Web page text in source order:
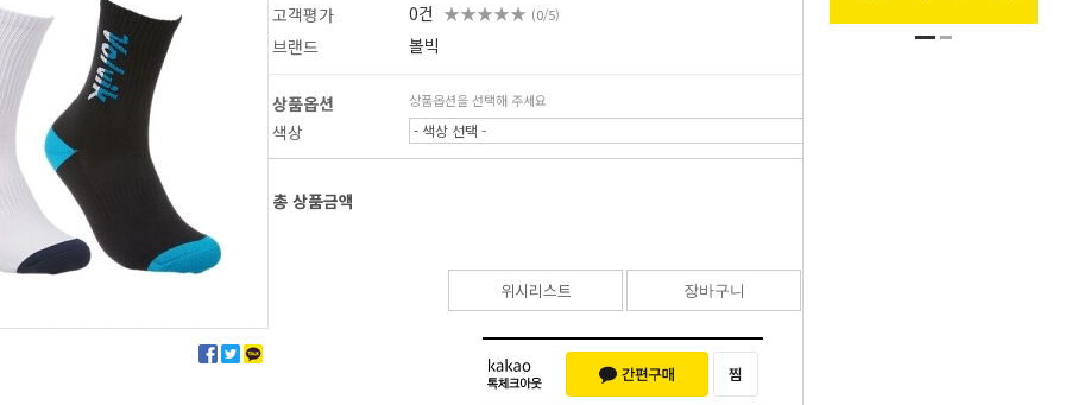
고객평가 0건 ★★★★★ (0/5)
브랜드 볼빅
상품옵션 상품옵션을 선택해 주세요
색상 - 색상 선택 -
총 상품금액
위시리스트 장바구니